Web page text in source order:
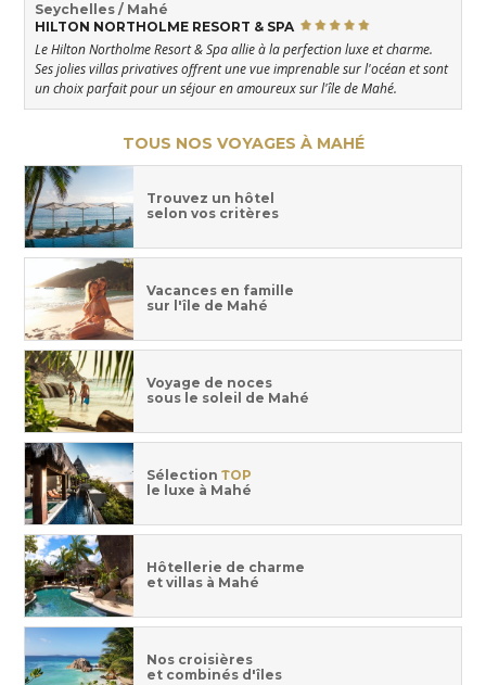
Seychelles / Mahé
HILTON NORTHOLME RESORT & SPA
Le Hilton Northolme Resort & Spa allie à la perfection luxe et charme.
Ses jolies villas privatives offrent une vue imprenable sur l'océan et sont
un choix parfait pour un séjour en amoureux sur l'île de Mahé.
TOUS NOS VOYAGES À MAHÉ
Trouvez un hôtel
selon vos critères
Vacances en famille
sur l'île de Mahé
Voyage de noces
sous le soleil de Mahé
Sélection TOP
le luxe à Mahé
Hôtellerie de charme
et villas à Mahé
Nos croisières
et combinés d'îles